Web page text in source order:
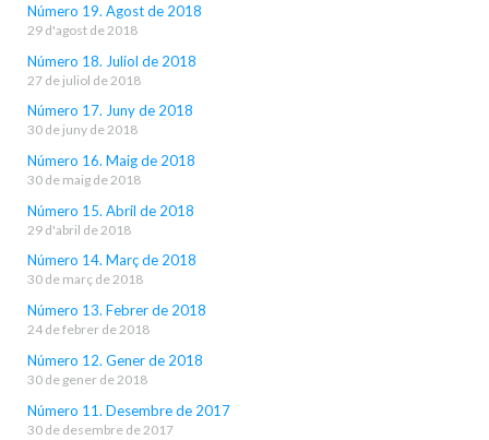
Número 19. Agost de 2018
29 d'agost de 2018
Número 18. Juliol de 2018
27 de juliol de 2018
Número 17. Juny de 2018
30 de juny de 2018
Número 16. Maig de 2018
30 de maig de 2018
Número 15. Abril de 2018
29 d'abril de 2018
Número 14. Març de 2018
30 de març de 2018
Número 13. Febrer de 2018
24 de febrer de 2018
Número 12. Gener de 2018
30 de gener de 2018
Número 11. Desembre de 2017
30 de desembre de 2017